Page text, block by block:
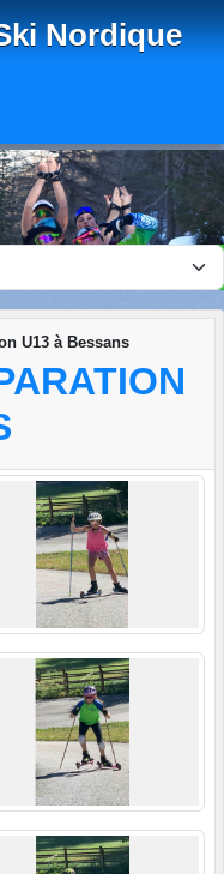
Nordique
U13 à Bessans